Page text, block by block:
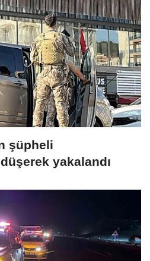
şüpheli
yakalandı